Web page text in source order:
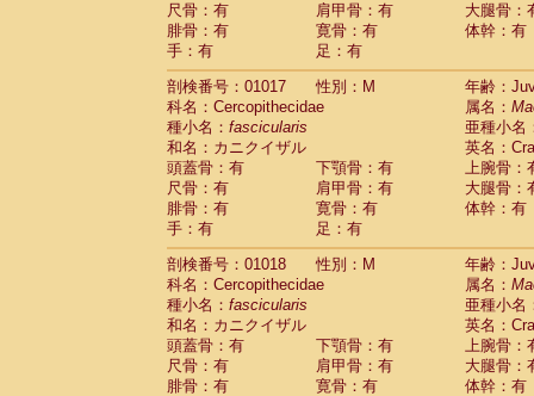
尺骨：有
肩甲骨：有
大腿骨：
腓骨：有
寛骨：有
体幹：有
手：有
足：有
剖検番号：01017
性別：M
年齢：
科名：Cercopithecidae
属名：
種小名： fascicularis
亜種小名
和名：カニクイザル
英名：
頭蓋骨：有
下顎骨：有
上腕骨：
尺骨：有
肩甲骨：有
大腿骨：
腓骨：有
寛骨：有
体幹：有
手：有
足：有
剖検番号：01018
性別：M
年齢：
科名：Cercopithecidae
属名：
種小名： fascicularis
亜種小名
和名：カニクイザル
英名：
頭蓋骨：有
下顎骨：有
上腕骨：
尺骨：有
肩甲骨：有
大腿骨：
腓骨：有
寛骨：有
体幹：有